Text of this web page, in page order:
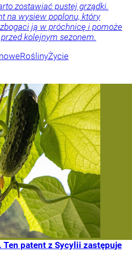
zostawiać pustej grządki.
na wysiew poplonu, który
ją w próchnicę i pomoże
kolejnym sezonem.
RoślinyŻycie
Ten patent z Sycylii zastępuje